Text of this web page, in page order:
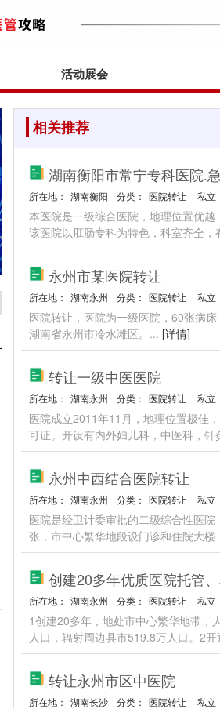
活动展会
相关推荐
湖南衡阳市常宁专科医院.
所在地： 湖南衡阳 分类： 医院转让 私立
本医院是一级综合医院，地理位置优越
该医院以肛肠专科为特色，科室齐全，
永州市某医院转让
所在地： 湖南永州 分类： 医院转让 私立
医院转让，医院为一级医院，60张病床
湖南省永州市冷水滩区。 ... [详情]
转让一级中医医院
所在地： 湖南永州 分类： 医院转让 私立
医院成立2011年11月，地理位置极佳
可证。开设有内外妇儿科，中医科，针
永州中西结合医院转让
所在地： 湖南永州 分类： 医院转让 私立
医院是经卫计委审批的二级综合性医
张，市中心繁华地段设门诊和住院大楼
创建20多年优质医院托管
所在地： 湖南永州 分类： 医院转让 私立
1创建20多年，地处市中心繁华地带，
人口，辐射周边县市519.8万人口。2开
转让永州市区中医院
所在地： 湖南长沙 分类： 医院转让 私立